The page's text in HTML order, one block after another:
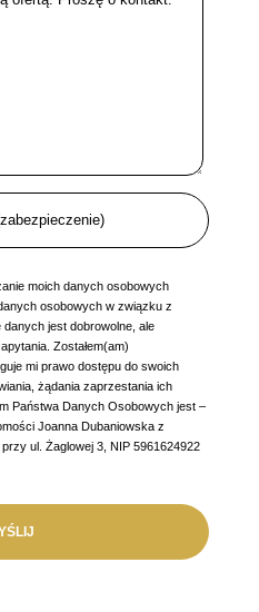
moich danych osobowych
osobowych w związku z
danych jest dobrowolne, ale
Zostałem(am)
mi prawo dostępu do swoich
żądania zaprzestania ich
Państwa Danych Osobowych jest –
Joanna Dubaniowska z
ul. Żaglowej 3, NIP 5961624922